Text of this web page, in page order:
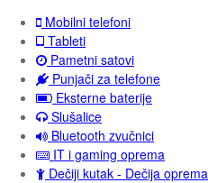
Mobilni telefoni
Tableti
Pametni satovi
Punjači za telefone
Eksterne baterije
Slušalice
Bluetooth zvučnici
IT i gaming oprema
Dečiji kutak - Dečija oprema